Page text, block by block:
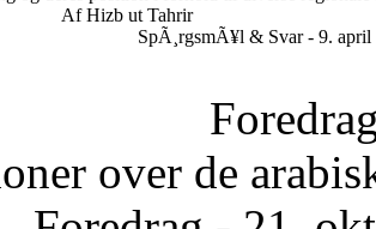
Af Hizb ut Tahrir
SpÃ¸rgsmÃ¥l & Svar - 9. april
over de